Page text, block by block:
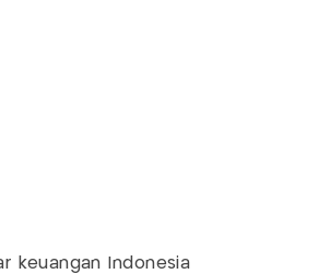
keuangan Indonesia